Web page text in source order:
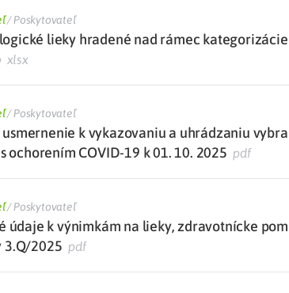
/Poskytovateľ
lieky hradené nad rámec kategorizácie
xlsx
/Poskytovateľ
usmernenie k vykazovaniu a uhrádzaniu
ochorením COVID-19 k 01. 10. 2025 pdf
/Poskytovateľ
údaje k výnimkám na lieky, zdravotnícke
3.Q/2025 pdf